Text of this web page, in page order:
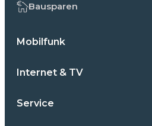
Bausparen
Mobilfunk
Internet & TV
Service